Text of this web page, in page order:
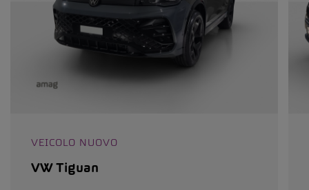
VEICOLO NUOVO
VW Tiguan